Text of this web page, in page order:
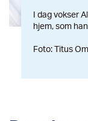
I dag vokser
hjem, som
Foto: Titus